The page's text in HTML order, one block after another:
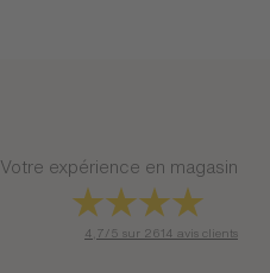
Votre expérience en magasin
4,7/5 sur 2614 avis clients